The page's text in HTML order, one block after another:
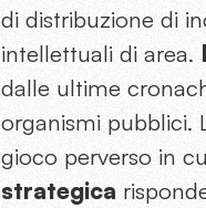
di distribuzione di
intellettuali di area.
dalle ultime
organismi pubblici.
gioco perverso in
strategica